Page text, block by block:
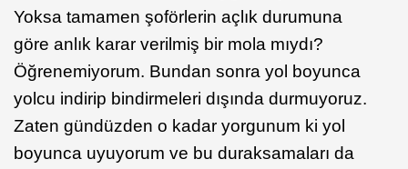
Yoksa tamamen şoförlerin açlık durumuna
göre anlık karar verilmiş bir mola mıydı?
Öğrenemiyorum. Bundan sonra yol boyunca
yolcu indirip bindirmeleri dışında durmuyoruz.
Zaten gündüzden o kadar yorgunum ki yol
boyunca uyuyorum ve bu duraksamaları da